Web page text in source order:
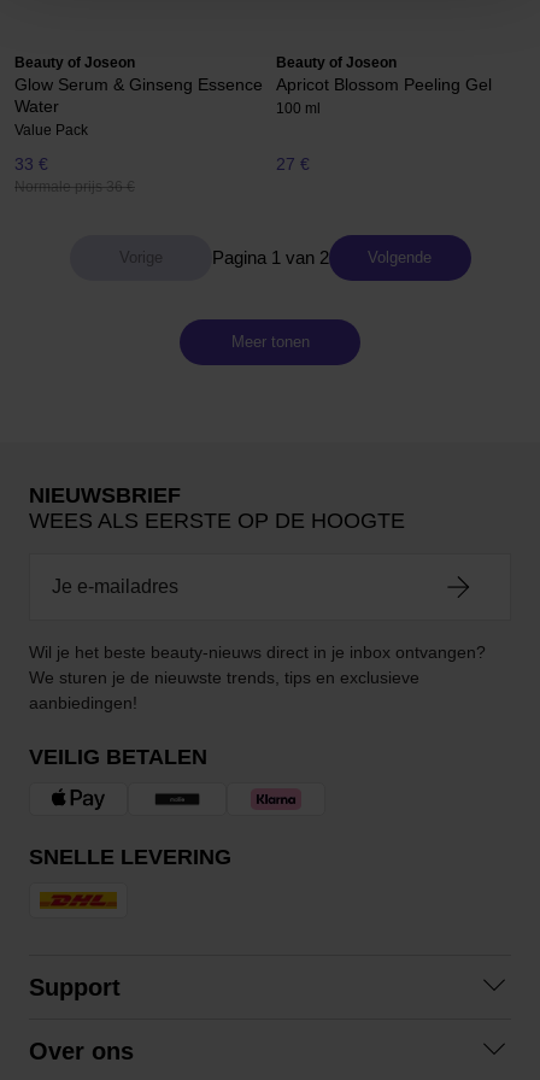
Beauty of Joseon
Glow Serum & Ginseng Essence
Water
Value Pack
33 €
Normale prijs 36 €
Beauty of Joseon
Apricot Blossom Peeling Gel
100 ml
27 €
Pagina 1 van 2 Volgende
Meer tonen
NIEUWSBRIEF
WEES ALS EERSTE OP DE HOOGTE
Wil je het beste beauty-nieuws direct in je inbox ontvangen?
We sturen je de nieuwste trends, tips en exclusieve
aanbiedingen!
VEILIG BETALEN
SNELLE LEVERING
Support
Over ons